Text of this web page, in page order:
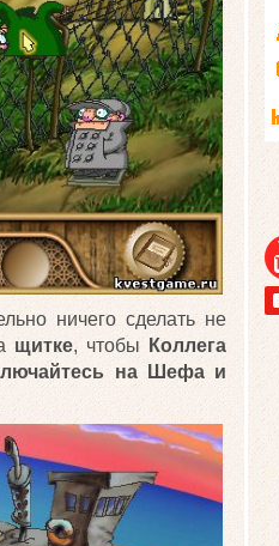
ничего сделать не
щитке, чтобы
Коллега
на Шефа и